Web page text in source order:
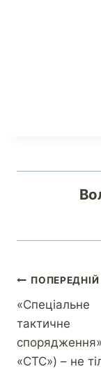
ПОПЕРЕДНІЙ
«Спеціальне
тактичне
«СТС») – не